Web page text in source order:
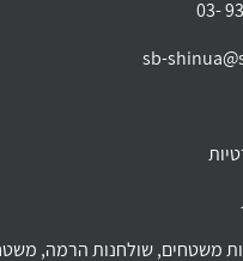
sb-
משטחים, שולחנות הרמה,